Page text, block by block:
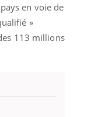
en voie de
»
113 millions